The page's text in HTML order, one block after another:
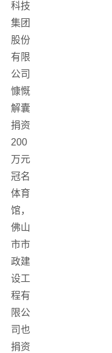
科技
集团
股份
有限
公司
慷慨
解囊
捐资
200
万元
冠名
体育
馆，
佛山
市市
政建
设工
程有
限公
司也
捐资